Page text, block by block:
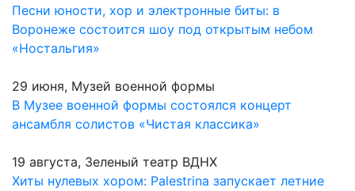
Песни юности, хор и электронные биты: в
Воронеже состоится шоу под открытым небом
«Ностальгия»
29 июня, Музей военной формы
В Музее военной формы состоялся концерт
ансамбля солистов «Чистая классика»
19 августа, Зеленый театр ВДНХ
Хиты нулевых хором: Palestrina запускает летние